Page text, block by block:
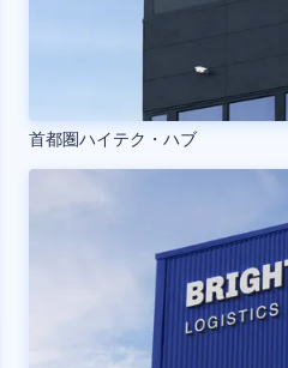
首都圏ハイテク・ハブ